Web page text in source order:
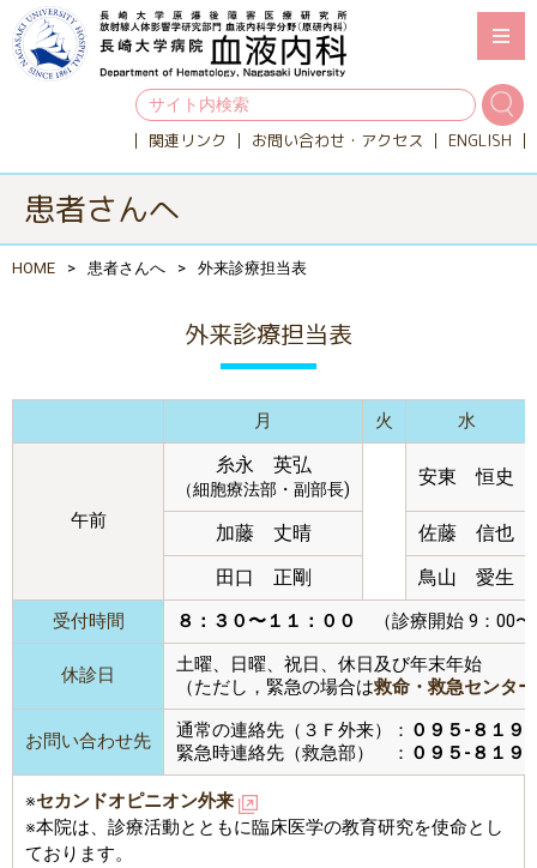
関連リンク お問い合わせ・アクセス ENGLISH
患者さんへ
HOME 患者さんへ 外来診療担当表
外来診療担当表
月 火 水
午前
糸永 英弘
（細胞療法部・副部長)
安東 恒史
加藤 丈晴
佐藤 信也
田口 正剛
鳥山 愛生
受付時間 ８：３０〜１１：００ （診療開始 9：00〜
休診日
土曜、日曜、祝日、休日及び年末年始
（ただし，緊急の場合は救命・救急センター
お問い合わせ先 通常の連絡先（３Ｆ外来）： ０９５-８１９
緊急時連絡先（救急部） ： ０９５-８１９
※セカンドオピニオン外来
※本院は、診療活動とともに臨床医学の教育研究を使命とし
ております。